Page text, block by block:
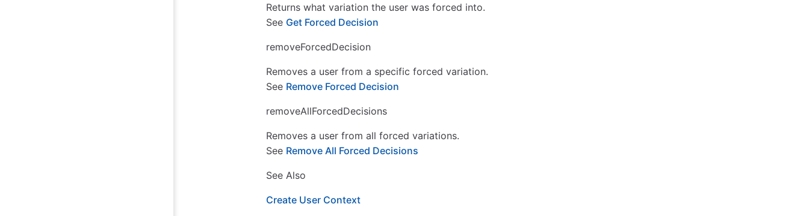
Returns what variation the user was forced into.
See Get Forced Decision
removeForcedDecision
Removes a user from a specific forced variation.
See Remove Forced Decision
removeAllForcedDecisions
Removes a user from all forced variations.
See Remove All Forced Decisions
See Also
Create User Context